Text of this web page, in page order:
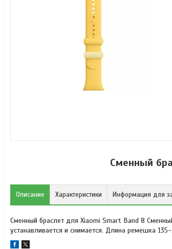
Сменный
Описание Характеристики Информация для
Сменный браслет для Xiaomi Smart Band 8
устанавливается и снимается. Длина ремешка